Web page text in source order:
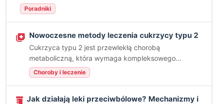
Poradniki
Nowoczesne metody leczenia cukrzycy typu 2
Cukrzyca typu 2 jest przewlekłą chorobą
metaboliczną, która wymaga kompleksowego...
Choroby i leczenie
Jak działają leki przeciwbólowe? Mechanizmy i